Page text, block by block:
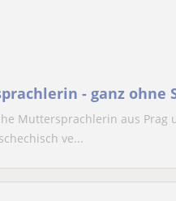
- ganz ohne
Muttersprachlerin aus Prag
ve...